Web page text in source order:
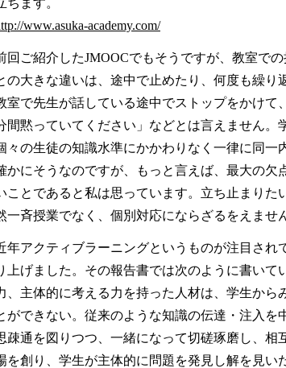
ちます。
www.asuka-academy.com/
回ご紹介したJMOOCでもそうですが、教室で
の大きな違いは、途中で止めたり、何度も繰り
室で先生が話している途中でストップをかけて
間黙っていてください」などとは言えません。
々の生徒の知識水準にかかわりなく一律に同一
かにそうなのですが、もっと言えば、最大の欠
ことであると私は思っています。立ち止まりた
一斉授業でなく、個別対応にならざるをえませ
年アクティブラーニングというものが注目され
上げました。その報告書では次のように書いて
、主体的に考える力を持った人材は、学生から
ができない。従来のような知識の伝達・注入
疎通を図りつつ、一緒になって切磋琢磨し、相
を創り、学生が主体的に問題を発見し解を見い